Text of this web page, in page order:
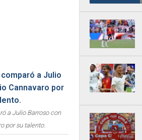
a Julio Barroso con
por su talento.